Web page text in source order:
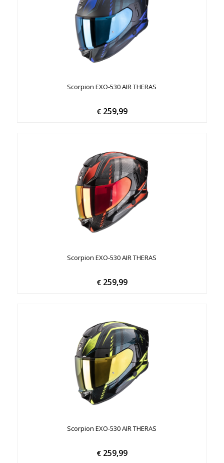
Scorpion EXO-530 AIR THERAS
€259,99
Scorpion EXO-530 AIR THERAS
€259,99
Scorpion EXO-530 AIR THERAS
€259,99